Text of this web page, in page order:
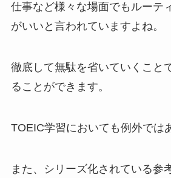
仕事など様々な場面でもルーテ
がいいと言われていますよね。
徹底して無駄を省いていくこと
ることができます。
TOEIC学習においても例外では
また、シリーズ化されている参